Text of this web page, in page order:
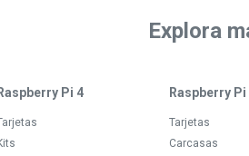
Explora
Raspberry Pi 4 Raspberry Pi
Tarjetas
Carcasas